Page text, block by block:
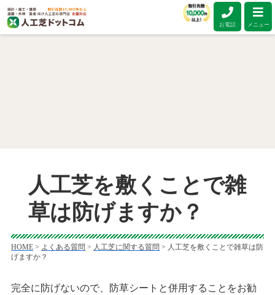
人工芝を敷くことで雑
草は防げますか？
HOME > よくある質問 > 人工芝に関する質問 > 人工芝を敷くことで雑草は防
げますか？
完全に防げないので、防草シートと併用することをお勧
お電話 メニュー